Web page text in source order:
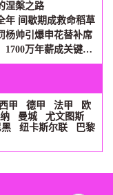
涅槃之路
年 间歇期成救命稻草
杨帅引爆申花替补席
金玟哉留守拜仁内幕：甘当第三中卫背后，1700万年薪成关键砝码
西甲 德甲 法甲
欧
曼城
尤文图斯
纽卡斯尔联
巴黎